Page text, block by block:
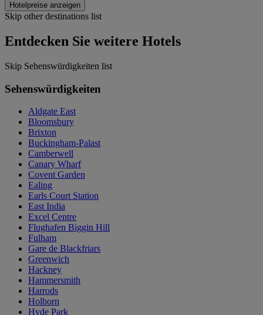
Hotelpreise anzeigen
Skip other destinations list
Entdecken Sie weitere Hotels
Skip Sehenswürdigkeiten list
Sehenswürdigkeiten
Aldgate East
Bloomsbury
Brixton
Buckingham-Palast
Camberwell
Canary Wharf
Covent Garden
Ealing
Earls Court Station
East India
Excel Centre
Flughafen Biggin Hill
Fulham
Gare de Blackfriars
Greenwich
Hackney
Hammersmith
Harrods
Holborn
Hyde Park